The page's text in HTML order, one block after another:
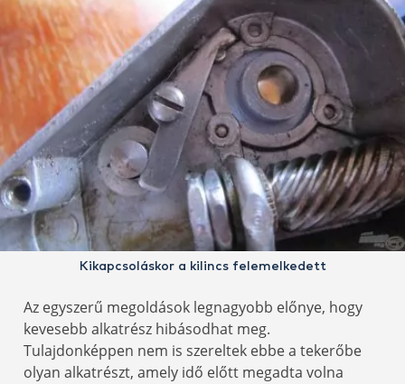
Kikapcsoláskor a kilincs felemelkedett
Az egyszerű megoldások legnagyobb előnye, hogy
kevesebb alkatrész hibásodhat meg.
Tulajdonképpen nem is szereltek ebbe a tekerőbe
olyan alkatrészt, amely idő előtt megadta volna